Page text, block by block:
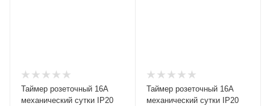
Таймер розеточный 16А
механический сутки IP20
Таймер розеточный 16А
механический сутки IP20